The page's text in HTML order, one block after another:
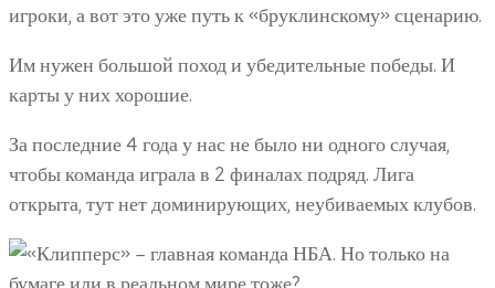
игроки, а вот это уже путь к «бруклинскому» сценарию.
Им нужен большой поход и убедительные победы. И
карты у них хорошие.
За последние 4 года у нас не было ни одного случая,
чтобы команда играла в 2 финалах подряд. Лига
открыта, тут нет доминирующих, неубиваемых клубов.